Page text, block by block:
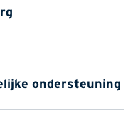
ondersteuning